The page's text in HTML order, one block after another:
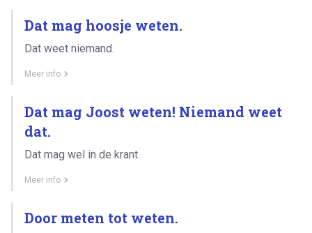
Dat mag hoosje weten.
Dat weet niemand.
Meer info
Dat mag Joost weten! Niemand weet
dat.
Dat mag wel in de krant.
Meer info
Door meten tot weten.